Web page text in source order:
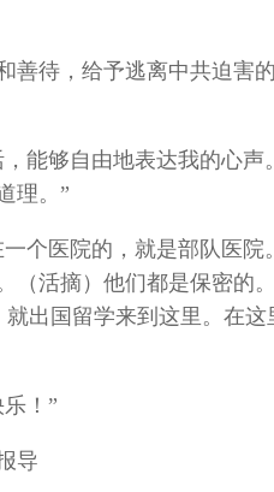
善待，给予逃离中共迫害
能够自由地表达我的心
理。”
个医院的，就是部队医
（活摘）他们都是保密的
出国留学来到这里。在
！”
导